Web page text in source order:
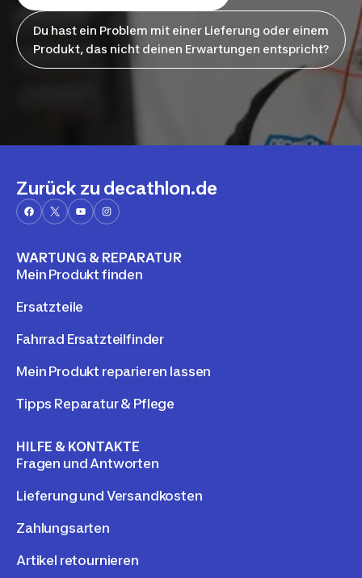
Du hast ein Problem mit einer Lieferung oder einem
Produkt, das nicht deinen Erwartungen entspricht?
Zurück zu decathlon.de
WARTUNG & REPARATUR
Mein Produkt finden
Ersatzteile
Fahrrad Ersatzteilfinder
Mein Produkt reparieren lassen
Tipps Reparatur & Pflege
HILFE & KONTAKTE
Fragen und Antworten
Lieferung und Versandkosten
Zahlungsarten
Artikel retournieren